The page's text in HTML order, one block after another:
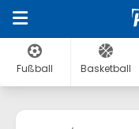
Fußball Basketball